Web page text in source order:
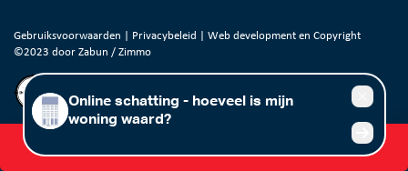
Gebruiksvoorwaarden | Privacybeleid | Web development en Copyright
©2023 doorZabun /Zimmo